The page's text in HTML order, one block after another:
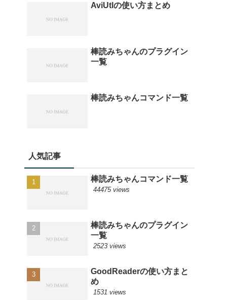
AviUtlの使い方まとめ
棒読みちゃんのプラグイン
一覧
棒読みちゃんコマンド一覧
人気記事
棒読みちゃんコマンド一覧
44475 views
棒読みちゃんのプラグイン
一覧
2523 views
GoodReaderの使い方まと
め
1531 views